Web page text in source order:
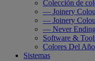
Colección de
— Joinery
— Joinery
— Never
Software &
Colores Del
Sistemas